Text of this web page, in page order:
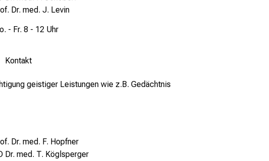
Dr. med. J. Levin
- Fr. 8 - 12 Uhr
Kontakt
geistiger Leistungen wie z.B. Gedächtnis
Dr. med. F. Hopfner
Dr. med. T. Köglsperger